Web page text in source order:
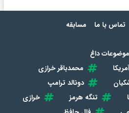
تماس با ما مسابقه
موضوعات داغ
محمدباقر خرازی
دونالد ترامپ
تنگه هرمز
خرازی